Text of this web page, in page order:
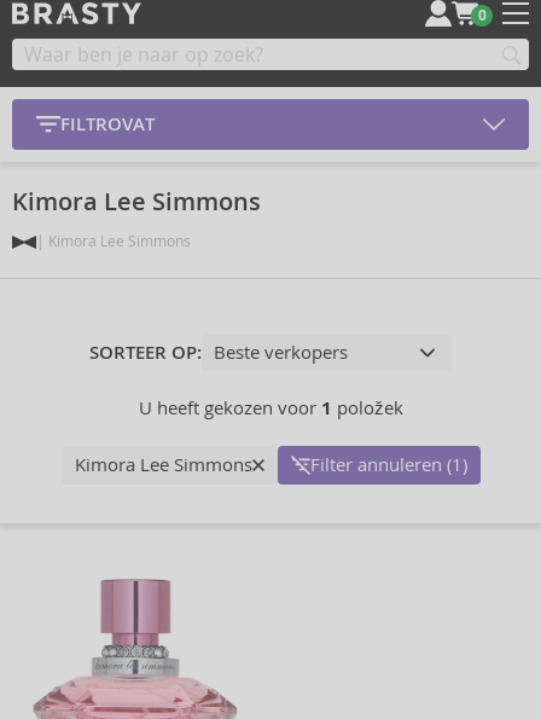
0
FILTROVAT
Kimora Lee Simmons
Kimora Lee Simmons
SORTEER OP:
U heeft gekozen voor 1 položek
Kimora Lee Simmons Filter annuleren (1)